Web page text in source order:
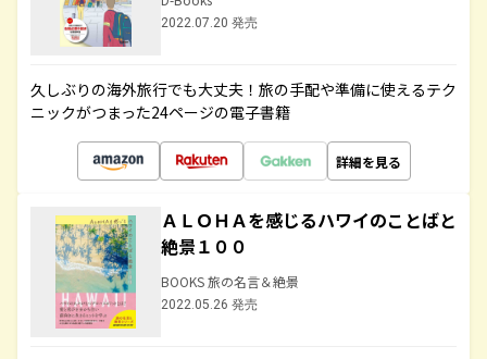
2022.07.20 発売
久しぶりの海外旅行でも大丈夫！旅の手配や準備に使えるテク
ニックがつまった24ページの電子書籍
詳細を見る
ＡＬＯＨＡを感じるハワイのことばと
絶景１００
BOOKS 旅の名言＆絶景
2022.05.26 発売